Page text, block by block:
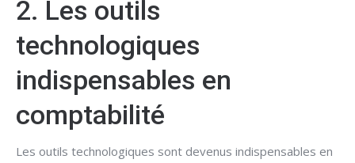
2. Les outils
technologiques
indispensables en
comptabilité
Les outils technologiques sont devenus indispensables en